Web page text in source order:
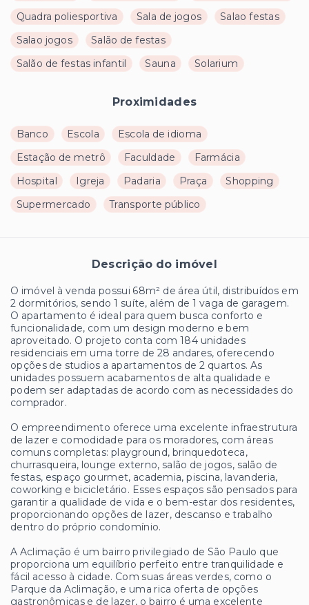
Quadra poliesportiva
Sala de jogos
Salao festas
Salao jogos
Salão de festas
Salão de festas infantil
Sauna Solarium
Proximidades
Banco Escola
Escola de idioma
Estação de metrô
Faculdade
Farmácia
Hospital
Igreja Padaria Praça
Shopping
Supermercado
Transporte público
Descrição do imóvel
O imóvel à venda possui 68m² de área útil, distribuídos em
2 dormitórios, sendo 1 suíte, além de 1 vaga de garagem.
O apartamento é ideal para quem busca conforto e
funcionalidade, com um design moderno e bem
aproveitado. O projeto conta com 184 unidades
residenciais em uma torre de 28 andares, oferecendo
opções de studios a apartamentos de 2 quartos. As
unidades possuem acabamentos de alta qualidade e
podem ser adaptadas de acordo com as necessidades do
comprador.
O empreendimento oferece uma excelente infraestrutura
de lazer e comodidade para os moradores, com áreas
comuns completas: playground, brinquedoteca,
churrasqueira, lounge externo, salão de jogos, salão de
festas, espaço gourmet, academia, piscina, lavanderia,
coworking e bicicletário. Esses espaços são pensados para
garantir a qualidade de vida e o bem-estar dos residentes,
proporcionando opções de lazer, descanso e trabalho
dentro do próprio condomínio.
A Aclimação é um bairro privilegiado de São Paulo que
proporciona um equilíbrio perfeito entre tranquilidade e
fácil acesso à cidade. Com suas áreas verdes, como o
Parque da Aclimação, e uma rica oferta de opções
gastronômicas e de lazer, o bairro é uma excelente